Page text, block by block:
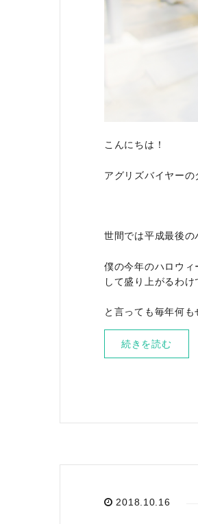
こんにちは！
アグリズバイヤーの
世間では平成最後の
僕の今年のハロウ
して盛り上がるわ
と言っても毎年何も
続きを読む
2018.10.16